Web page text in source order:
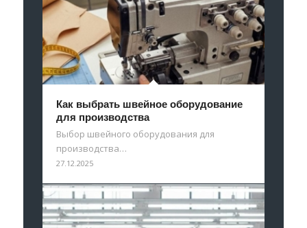
Как выбрать швейное оборудование
для производства
Выбор швейного оборудования для
производства…
27.12.2025